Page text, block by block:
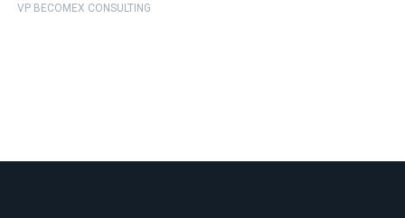
VP BECOMEX CONSULTING